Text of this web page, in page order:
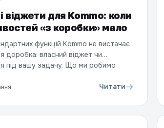
віджети для Kommo: коли
«з коробки» мало
функцій Kommo не вистачає
доробка: власний віджет чи
під вашу задачу. Що ми робимо
і як ми працюємо.
Читати